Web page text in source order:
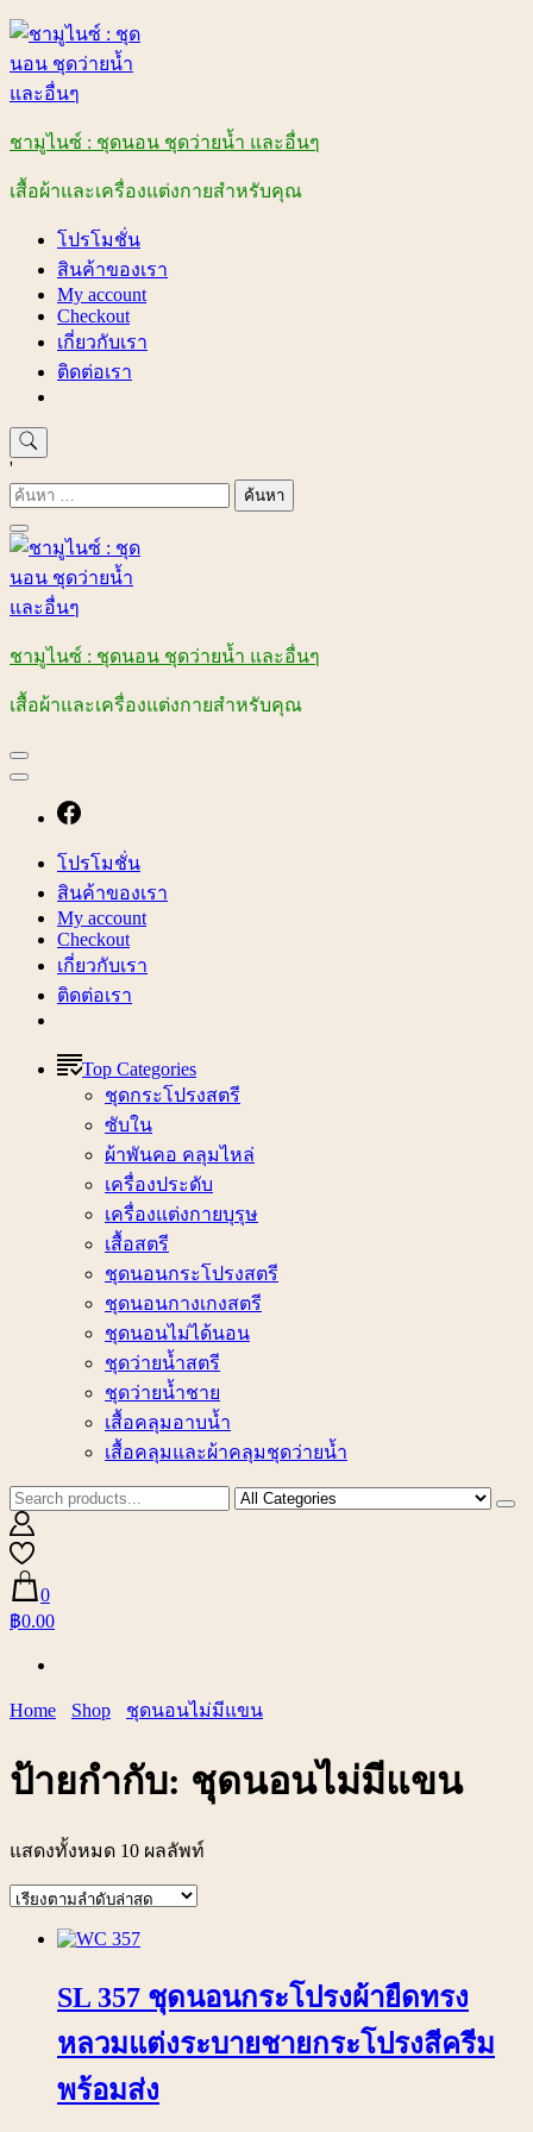
Skip
content
ชามูไนซ์ : ชุดนอน ชุดว่ายน้ำ และอื่นๆ
เสื้อผ้าและเครื่องแต่งกายสำหรับคุณ
โปรโมชั่น
สินค้าของเรา
My account
Checkout
เกี่ยวกับเรา
ติดต่อเรา
'
ค้นหา
สำหรับ:
ชามูไนซ์ : ชุดนอน ชุดว่ายน้ำ และอื่นๆ
เสื้อผ้าและเครื่องแต่งกายสำหรับคุณ
โปรโมชั่น
สินค้าของเรา
My account
Checkout
เกี่ยวกับเรา
ติดต่อเรา
Top Categories
ชุดกระโปรงสตรี
ซับใน
ผ้าพันคอ คลุมไหล่
เครื่องประดับ
เครื่องแต่งกายบุรุษ
เสื้อสตรี
ชุดนอนกระโปรงสตรี
ชุดนอนกางเกงสตรี
ชุดนอนไม่ได้นอน
ชุดว่ายน้ำสตรี
ชุดว่ายน้ำชาย
เสื้อคลุมอาบน้ำ
เสื้อคลุมและผ้าคลุมชุดว่ายน้ำ
0
฿0.00
Home Shop ชุดนอนไม่มีแขน
ป้ายกำกับ: ชุดนอนไม่มีแขน
แสดงทั้งหมด 10 ผลลัพท์
SL 357 ชุดนอนกระโปรงผ้ายืดทรง
หลวมแต่งระบายชายกระโปรงสีครีม
พร้อมส่ง